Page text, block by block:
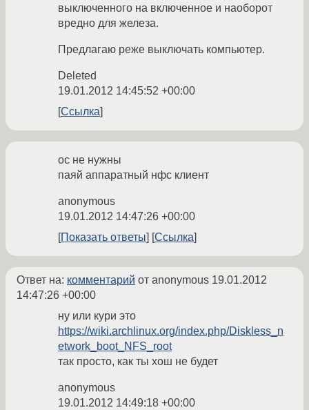
выключенного на включенное и наоборот
вредно для железа.
Предлагаю реже выключать компьютер.
Deleted
19.01.2012 14:45:52 +00:00
Ссылка
ос не нужны
паяй аппаратный нфс клиент
anonymous
19.01.2012 14:47:26 +00:00
Показать ответы
Ссылка
Ответ на: комментарий от anonymous 19.01.2012
14:47:26 +00:00
ну или кури это
https://wiki.archlinux.org/index.php/Diskless_n
etwork_boot_NFS_root
так просто, как ты хош не будет
anonymous
19.01.2012 14:49:18 +00:00